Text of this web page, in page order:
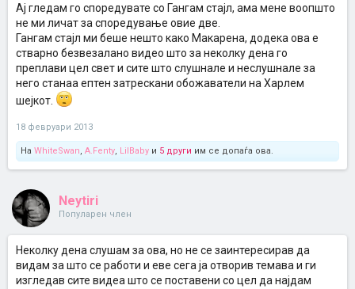
Ај гледам го споредувате со Гангам стајл, ама мене воопшто
не ми личат за споредување овие две.
Гангам стајл ми беше нешто како Макарена, додека ова е
стварно безвезалано видео што за неколку дена го
преплави цел свет и сите што слушнале и неслушнале за
него станаа ептен затрескани обожаватели на Харлем
шејкот.
18 февруари 2013
На WhiteSwan, A.Fenty, LilBaby и 5 други им се допаѓа ова.
Neytiri
Популарен член
Неколку дена слушам за ова, но не се заинтересирав да
видам за што се работи и еве сега ја отворив темава и ги
изгледав сите видеа што се поставени со цел да најдам